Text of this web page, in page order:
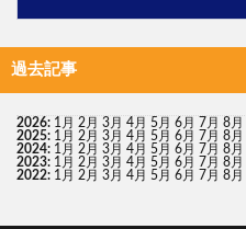
過去記事
2026: 1月 2月 3月 4月 5月 6月 7月 8月
2025: 1月 2月 3月 4月 5月 6月 7月 8月
2024: 1月 2月 3月 4月 5月 6月 7月 8月
2023: 1月 2月 3月 4月 5月 6月 7月 8月
2022: 1月 2月 3月 4月 5月 6月 7月 8月